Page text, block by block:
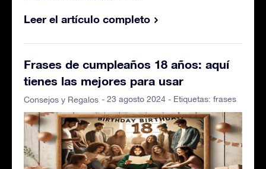
Leer el artículo completo
Frases de cumpleaños 18 años: aquí
tienes las mejores para usar
Consejos y Regalos - 23 agosto 2024 - Etiquetas: frases